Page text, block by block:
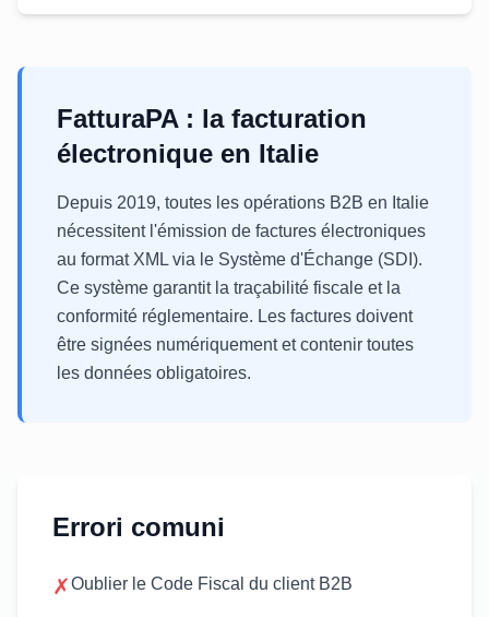
FatturaPA : la facturation
électronique en Italie
Depuis 2019, toutes les opérations B2B en Italie
nécessitent l'émission de factures électroniques
au format XML via le Système d'Échange (SDI).
Ce système garantit la traçabilité fiscale et la
conformité réglementaire. Les factures doivent
être signées numériquement et contenir toutes
les données obligatoires.
Errori comuni
✗Oublier le Code Fiscal du client B2B